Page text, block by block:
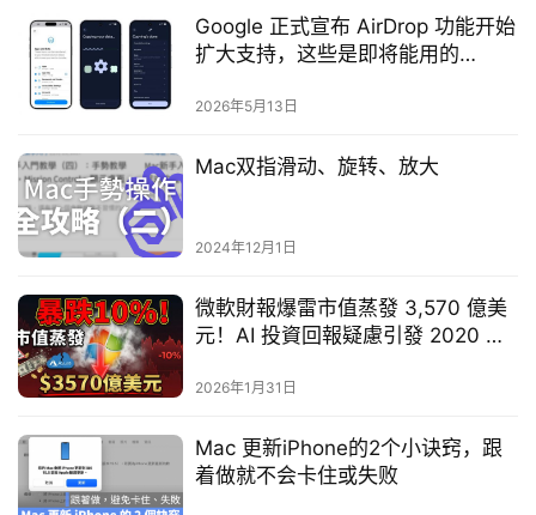
Google 正式宣布 AirDrop 功能开始
扩大支持，这些是即将能用的
2026年5月13日
Mac双指滑动、旋转、放大
2024年12月1日
微軟財報爆雷市值蒸發 3,570 億美
元！AI 投資回報疑慮引發 2020 年
2026年1月31日
Mac 更新iPhone的2个小诀窍，跟
着做就不会卡住或失败